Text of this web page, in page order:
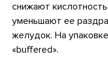
снижают
уменьшают ее
желудок. На
«buffered».